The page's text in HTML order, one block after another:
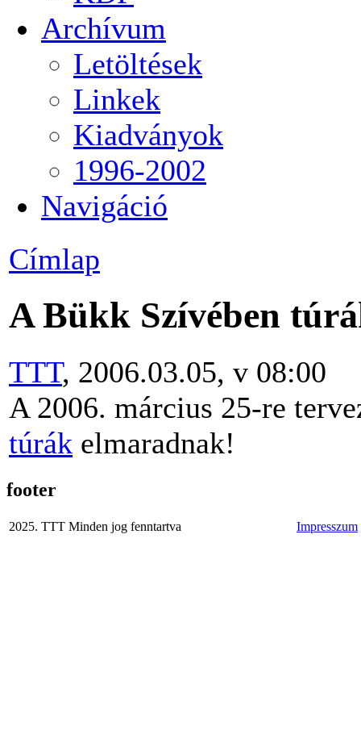
Archívum
Letöltések
Linkek
Kiadványok
1996-2002
Navigáció
Címlap
A Bükk Szívében
TTT, 2006.03.05, v 08:00
A 2006. március 25-re
túrák elmaradnak!
footer
2025. TTT Minden jog fenntartva Impresszum